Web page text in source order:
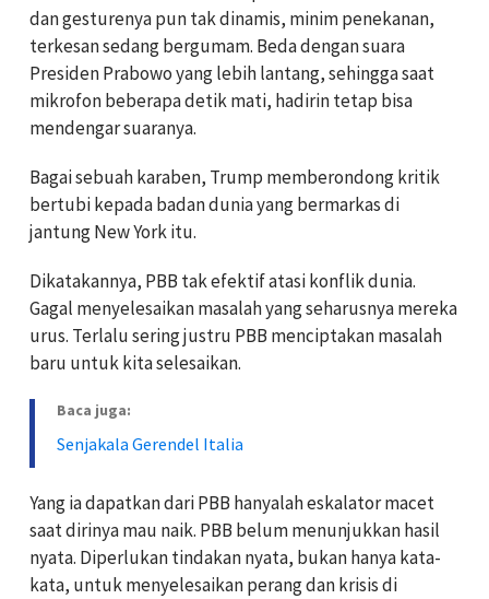
dan gesturenya pun tak dinamis, minim penekanan,
terkesan sedang bergumam. Beda dengan suara
Presiden Prabowo yang lebih lantang, sehingga saat
mikrofon beberapa detik mati, hadirin tetap bisa
mendengar suaranya.
Bagai sebuah karaben, Trump memberondong kritik
bertubi kepada badan dunia yang bermarkas di
jantung New York itu.
Dikatakannya, PBB tak efektif atasi konflik dunia.
Gagal menyelesaikan masalah yang seharusnya mereka
urus. Terlalu sering justru PBB menciptakan masalah
baru untuk kita selesaikan.
Baca juga:
Senjakala Gerendel Italia
Yang ia dapatkan dari PBB hanyalah eskalator macet
saat dirinya mau naik. PBB belum menunjukkan hasil
nyata. Diperlukan tindakan nyata, bukan hanya kata-
kata, untuk menyelesaikan perang dan krisis di